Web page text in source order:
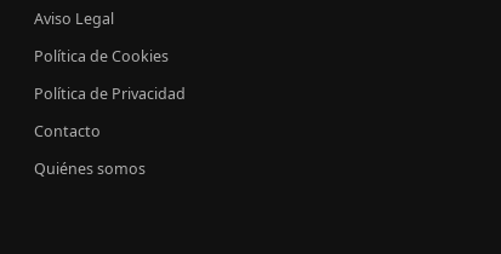
Aviso Legal
Política de Cookies
Política de Privacidad
Contacto
Quiénes somos